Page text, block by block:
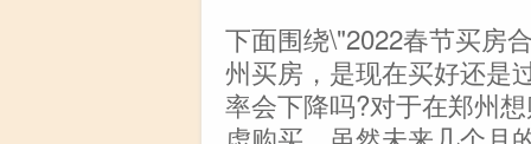
下面围绕\"2022春节买房
州买房，是现在买好还是
率会下降吗?对于在郑州